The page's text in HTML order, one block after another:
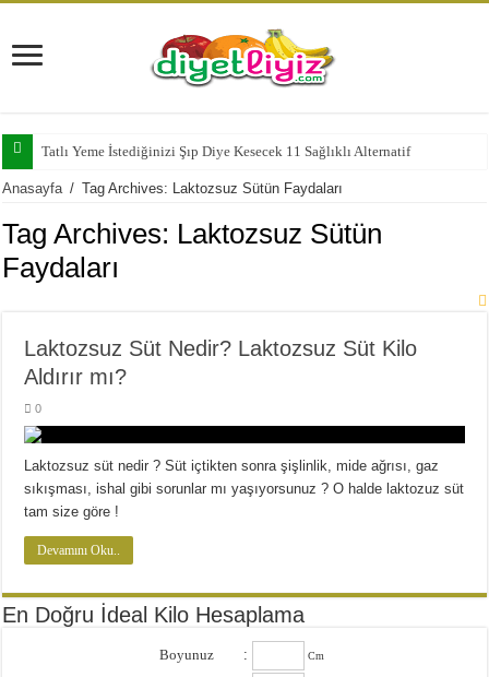
Tatlı Yeme İstediğinizi Şıp Diye Kesecek 11 Sağlıklı Alternatif
Anasayfa / Tag Archives: Laktozsuz Sütün Faydaları
Tag Archives: Laktozsuz Sütün
Faydaları
Laktozsuz Süt Nedir? Laktozsuz Süt Kilo
Aldırır mı?
0
Laktozsuz süt nedir ? Süt içtikten sonra şişlinlik, mide ağrısı, gaz
sıkışması, ishal gibi sorunlar mı yaşıyorsunuz ? O halde laktozuz süt
tam size göre !
Devamını Oku..
En Doğru İdeal Kilo Hesaplama
Boyunuz : Cm